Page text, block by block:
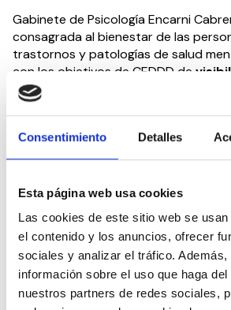
Consentimiento Detalles
Esta página web usa cookies
Las cookies de este sitio web se
el contenido y los anuncios, ofrecer
sociales y analizar el tráfico. Además,
información sobre el uso que haga
nuestros partners de redes sociales,
Gabinete de Psicología Encarni
consagrada al bienestar de las
trastornos y patologías de salud
con los objetivos de CEDDD de
integrar en la sociedad a las
discapacidad y/o en situación de
Desde CEDDD seguimos trabajando
concienciar sobre los derechos de
trastornos de salud mental, así como
intervención de las autoridades y del
población a través de un nuevo
que asegure su salud y su bienestar.